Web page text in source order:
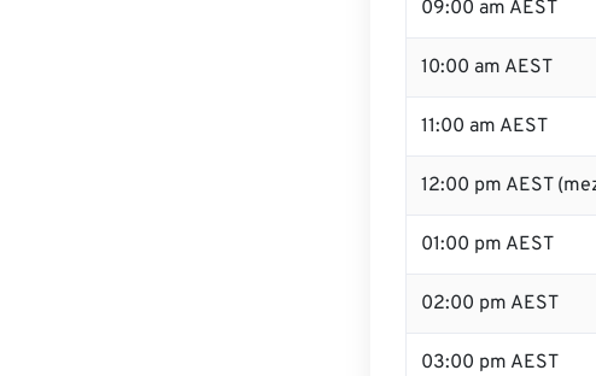
09:00 am AEST
10:00 am AEST
11:00 am AEST
12:00 pm AEST
01:00 pm AEST
02:00 pm AEST
03:00 pm AEST